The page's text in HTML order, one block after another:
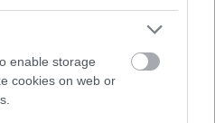
enable storage
cookies on web or
és elfogadom az
adatvédelmi